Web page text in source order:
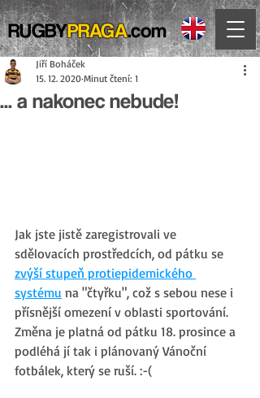
RUGBYPRAGA.com
... a nakonec nebude!
Jiří Boháček
15. 12. 2020 Minut čtení: 1
Jak jste jistě zaregistrovali ve
sdělovacích prostředcích, od pátku se
zvýší stupeň protiepidemického
systému na "čtyřku", což s sebou nese i
přísnější omezení v oblasti sportování.
Změna je platná od pátku 18. prosince a
podléhá jí tak i plánovaný Vánoční
fotbálek, který se ruší. :-(